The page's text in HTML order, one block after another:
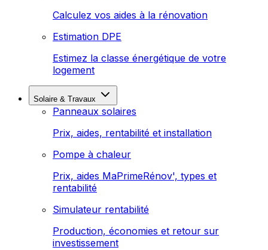
Calculez vos aides à la rénovation
Estimation DPE
Estimez la classe énergétique de votre
logement
Solaire & Travaux
Panneaux solaires
Prix, aides, rentabilité et installation
Pompe à chaleur
Prix, aides MaPrimeRénov', types et
rentabilité
Simulateur rentabilité
Production, économies et retour sur
investissement